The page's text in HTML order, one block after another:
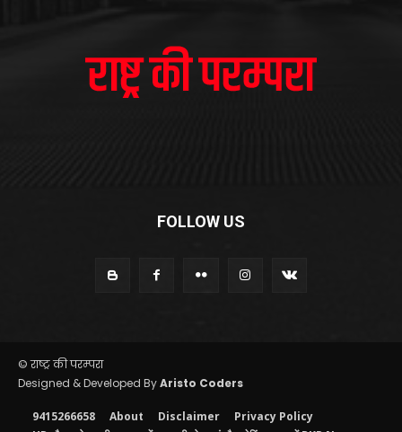
FOLLOW US
© राष्ट्र की परम्परा
Designed & Developed ByAristo Coders
9415266658 About Disclaimer
Privacy Policy